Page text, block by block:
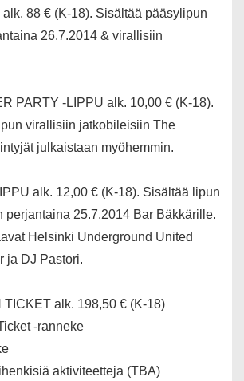
88 € (K-18). Sisältää pääsylipun
26.7.2014 & virallisiin
PARTY -LIPPU alk. 10,00 € (K-18).
virallisiin jatkobileisiin The
julkaistaan myöhemmin.
alk. 12,00 € (K-18). Sisältää lipun
perjantaina 25.7.2014 Bar Bäkkärille.
Helsinki Underground United
ja DJ Pastori.
TICKET alk. 198,50 € (K-18)
-ranneke
aktiviteetteja (TBA)